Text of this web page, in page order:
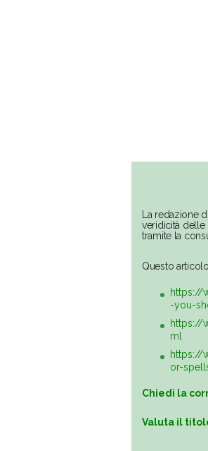
La redazione
veridicità delle
tramite la
Questo
https://
-you-
https://
ml
https://
or-
Chiedi la
Valuta il